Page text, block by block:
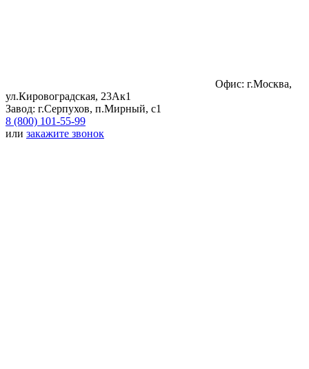
Офис: г.Москва,
ул.Кировоградская, 23Ак1
Завод: г.Серпухов, п.Мирный, с1
8 (800) 101-55-99
или закажите звонок